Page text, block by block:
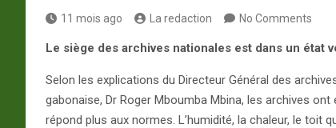
11 mois ago La redaction No Comments
Le siège des archives nationales est dans un état
Selon les explications du Directeur Général des
gabonaise, Dr Roger Mboumba Mbina, les archives
répond plus aux normes. L’humidité, la chaleur, le